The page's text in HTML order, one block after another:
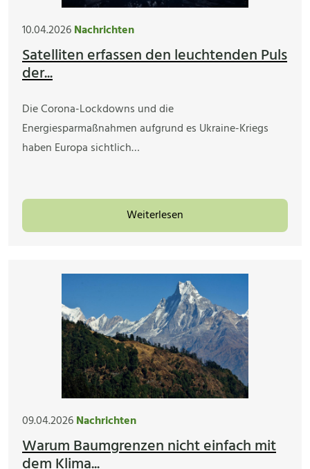
10.04.2026Nachrichten
Satelliten erfassen den leuchtenden Puls
der...
Die Corona-Lockdowns und die
Energiesparmaßnahmen aufgrund es Ukraine-Kriegs
haben Europa sichtlich…
Weiterlesen
09.04.2026Nachrichten
Warum Baumgrenzen nicht einfach mit